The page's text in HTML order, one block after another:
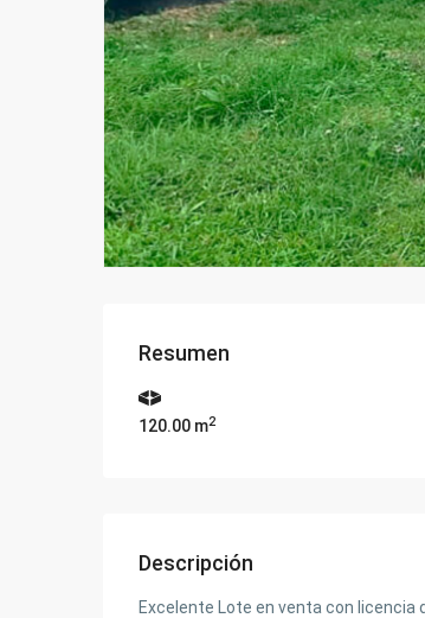
Resumen
120.00 m2
Descripción
Excelente Lote en venta con licencia